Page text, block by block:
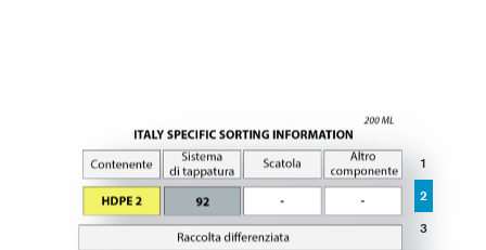
1
2
3